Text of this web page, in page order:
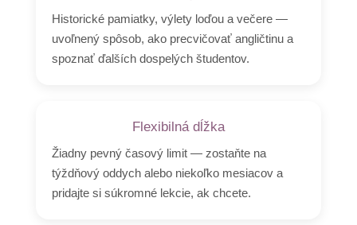
Historické pamiatky, výlety loďou a večere —
uvoľnený spôsob, ako precvičovať angličtinu a
spoznať ďalších dospelých študentov.
Flexibilná dĺžka
Žiadny pevný časový limit — zostaňte na
týždňový oddych alebo niekoľko mesiacov a
pridajte si súkromné lekcie, ak chcete.